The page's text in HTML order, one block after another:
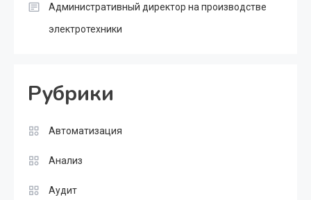
Административный директор на производстве
электротехники
Рубрики
Автоматизация
Анализ
Аудит